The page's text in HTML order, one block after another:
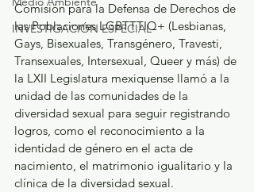
INVESTIGACIÓN ESPECIAL
Comisión para la Defensa de Derechos de
las Poblaciones LGBTTTIQ+ (Lesbianas,
Gays, Bisexuales, Transgénero, Travesti,
Transexuales, Intersexual, Queer y más) de
la LXII Legislatura mexiquense llamó a la
unidad de las comunidades de la
diversidad sexual para seguir registrando
logros, como el reconocimiento a la
identidad de género en el acta de
nacimiento, el matrimonio igualitario y la
clínica de la diversidad sexual.